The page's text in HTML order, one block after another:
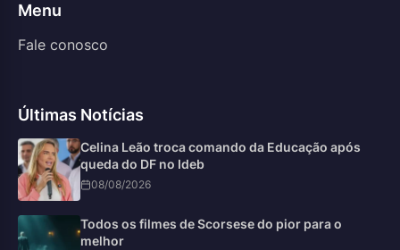
Menu
Fale conosco
Últimas Notícias
Celina Leão troca comando da Educação após
queda do DF no Ideb
08/08/2026
Todos os filmes de Scorsese do pior para o
melhor